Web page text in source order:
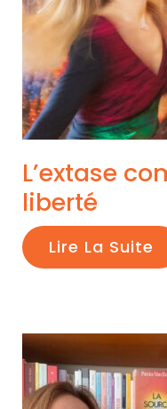
L’extase
liberté
Lire La Suite